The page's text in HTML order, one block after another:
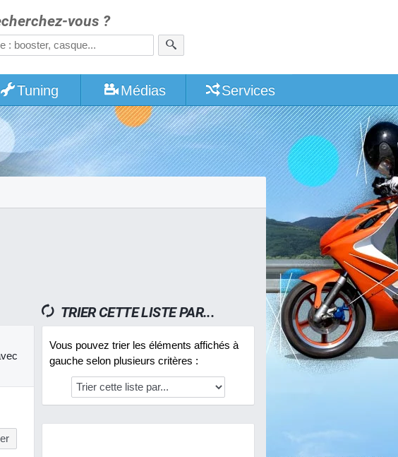
vous ?
Tuning Médias Services
TRIER CETTE LISTE PAR...
Vous pouvez trier les éléments affichés à
gauche selon plusieurs critères :